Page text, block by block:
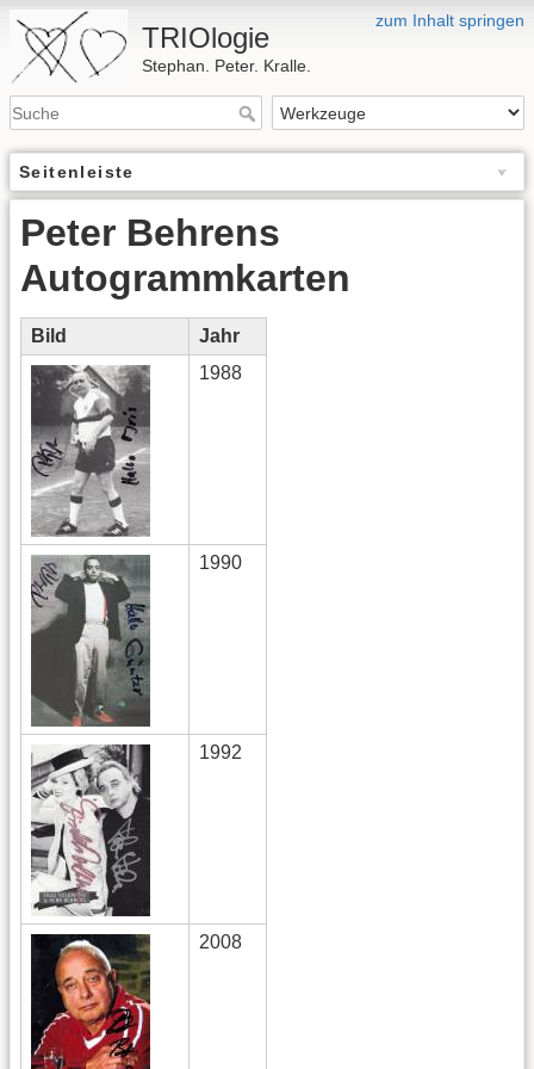
zum Inhalt springen
TRIOlogie
Stephan. Peter. Kralle.
Seitenleiste
Peter Behrens
Autogrammkarten
Bild
Jahr
1988
1990
1992
2008